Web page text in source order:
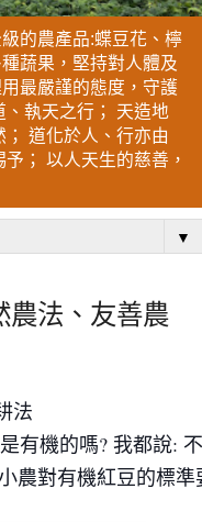
的農產品:蝶豆花、檸
蔬果，堅持對人體及
最嚴謹的態度，守護
、執天之行； 天造地
道化於人、行亦由
； 以人天生的慈善，
▼
農法、友善農
法
有機的嗎? 我都說:
農對有機紅豆的標